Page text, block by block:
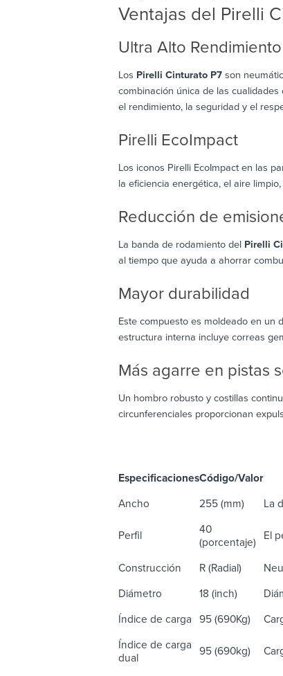
Ventajas del Pirelli
Ultra Alto Rendimiento
Los Pirelli Cinturato P7son
combinación única de las
el rendimiento, la seguridad y el
Pirelli EcoImpact
Los iconos Pirelli EcoImpact en las
la eficiencia energética, el aire
Reducción de
La banda de rodamiento del Pirelli
al tiempo que ayuda a ahorrar
Mayor durabilidad
Este compuesto es moldeado en un
estructura interna incluye correas
Más agarre en pistas
Un hombro robusto y costillas
circunferenciales proporcionan
EspecificacionesCódigo/Valor
Ancho 255 (mm) La
Perfil
40
(porcentaje)
El
Construcción R (Radial)
Diámetro 18 (inch)
Índice de carga 95 (690Kg)
Índice de carga
dual
95 (690kg)